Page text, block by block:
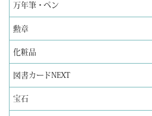
万年筆・ペン
勲章
化粧品
図書カードNEXT
宝石